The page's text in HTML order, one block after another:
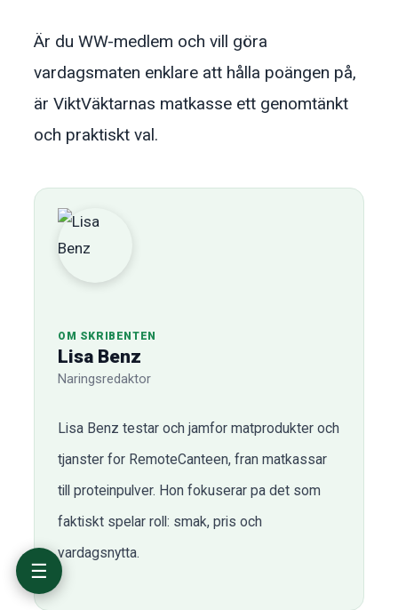
Är du WW-medlem och vill göra
vardagsmaten enklare att hålla poängen på,
är ViktVäktarnas matkasse ett genomtänkt
och praktiskt val.
OM SKRIBENTEN
Lisa Benz
Naringsredaktor
Lisa Benz testar och jamfor matprodukter och
tjanster for RemoteCanteen, fran matkassar
till proteinpulver. Hon fokuserar pa det som
faktiskt spelar roll: smak, pris och
vardagsnytta.
☰
Vad är ViktVäktarnas matkasse?
Vad kostar ViktVäktarnas matkasse?
Fördelar med ViktVäktarnas matkasse
Vem passar ViktVäktarnas matkasse bäst för?
Aktuella erbjudanden och rabatter
Vanliga frågor om ViktVäktarnas matkasse
pengarna?